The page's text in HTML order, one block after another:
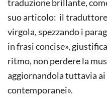
traduzione brillante,
suo articolo: il
virgola, spezzando i
in frasi concise»,
ritmo, non perdere la
aggiornandola tuttavia
contemporanei».